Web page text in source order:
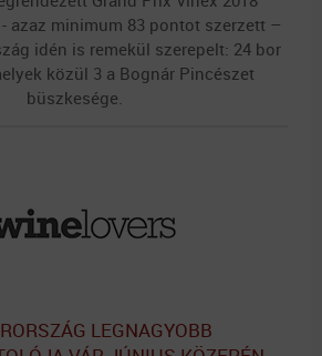
azaz minimum 83 pontot szerzett –
idén is remekül szerepelt: 24 bor
közül 3 a Bognár Pincészet
büszkesége.
LEGNAGYOBB